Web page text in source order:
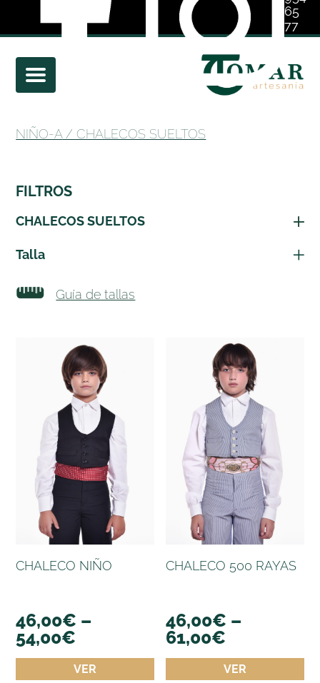
65
77
01
NIÑO-A / CHALECOS SUELTOS
FILTROS
CHALECOS SUELTOS
Talla
Guía de tallas
CHALECO NIÑO
46,00€ –
54,00€
VER
CHALECO 500 RAYAS
46,00€ –
61,00€
VER